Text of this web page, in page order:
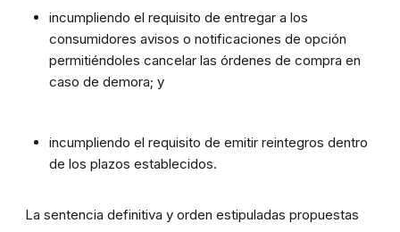
incumpliendo el requisito de entregar a los
consumidores avisos o notificaciones de opción
permitiéndoles cancelar las órdenes de compra en
caso de demora; y
incumpliendo el requisito de emitir reintegros dentro
de los plazos establecidos.
La sentencia definitiva y orden estipuladas propuestas